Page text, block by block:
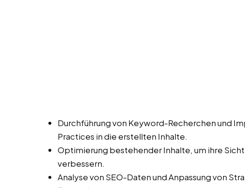
Durchführung von Keyword-Recherchen und
Practices in die erstellten Inhalte.
Optimierung bestehender Inhalte, um ihre
verbessern.
Analyse von SEO-Daten und Anpassung von